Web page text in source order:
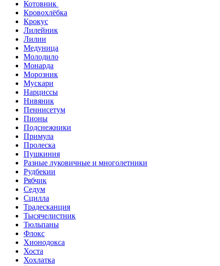
Котовник
Кровохлёбка
Крокус
Лилейник
Лилии
Медуница
Молодило
Монарда
Морозник
Мускари
Нарциссы
Нивяник
Пеннисетум
Пионы
Подснежники
Примула
Пролеска
Пушкиния
Разные луковичные и многолетники
Рудбекии
Рябчик
Седум
Сцилла
Традесканция
Тысячелистник
Тюльпаны
Флокс
Хионодокса
Хоста
Хохлатка